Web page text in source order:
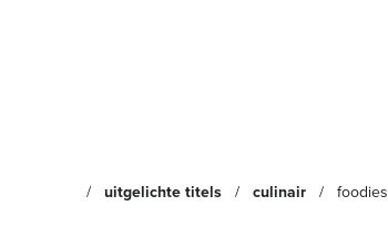
uitgelichte titels culinair foodies